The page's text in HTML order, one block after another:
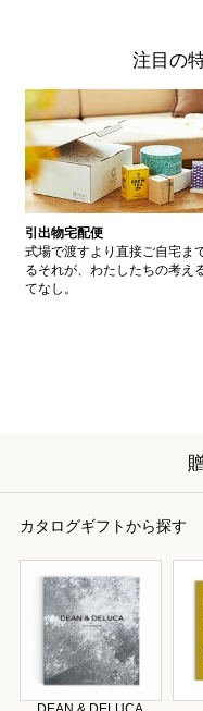
注目の
引出物宅配便
式場で渡すより直接ご自宅ま
るそれが、わたしたちの考え
てなし。
カタログギフトから探す